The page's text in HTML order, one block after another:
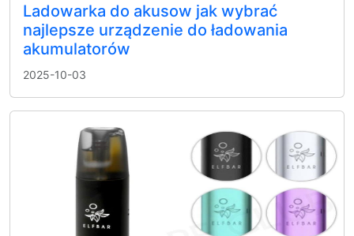
Ladowarka do akusow jak wybrać
najlepsze urządzenie do ładowania
akumulatorów
2025-10-03